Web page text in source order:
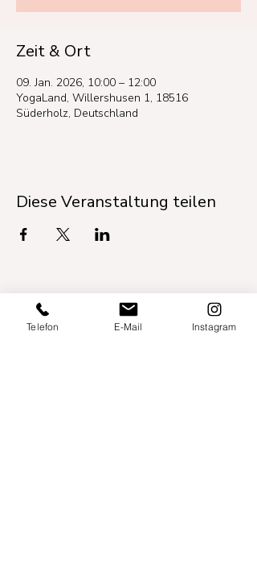
Zeit & Ort
09. Jan. 2026, 10:00 – 12:00
YogaLand, Willershusen 1, 18516
Süderholz, Deutschland
Diese Veranstaltung teilen
Telefon E-Mail Instagram